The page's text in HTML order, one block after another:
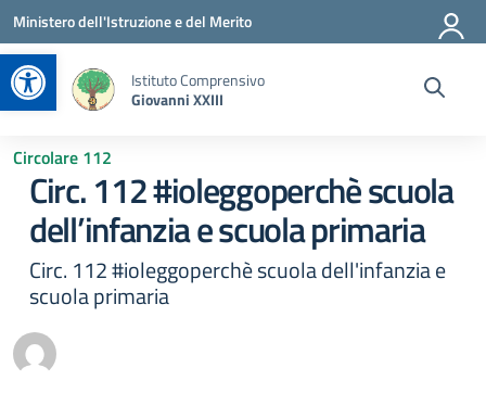
Apri la barra degli strumenti
Vai ai contenuti
Vai al menu di navigazione
Vai al footer
Ministero dell'Istruzione e del Merito
Istituto Comprensivo
Giovanni XXIII
Circolare 112
Circ. 112 #ioleggoperchè scuola
dell’infanzia e scuola primaria
Circ. 112 #ioleggoperchè scuola dell'infanzia e
scuola primaria